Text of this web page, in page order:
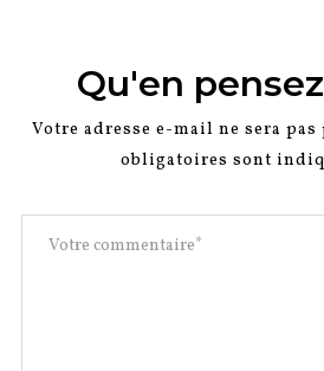
Qu'en
Votre adresse e-mail ne sera pas
obligatoires sont